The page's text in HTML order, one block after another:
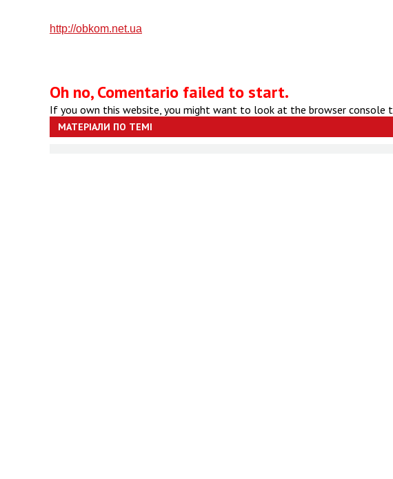
http://obkom.net.ua
Oh no, Comentario failed to start.
If you own this website, you might want to look at the browser console
МАТЕРІАЛИ ПО ТЕМІ